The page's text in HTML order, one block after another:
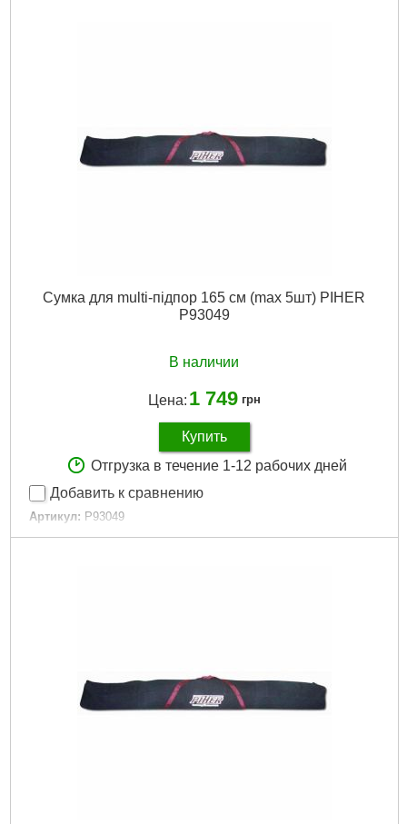
Сумка для multi-підпор 165 см (max 5шт) PIHER
P93049
В наличии
Цена: 1 749 грн
Купить
Отгрузка в течение 1-12 рабочих дней
Добавить к сравнению
Артикул: P93049
Код товара: 30.27.42